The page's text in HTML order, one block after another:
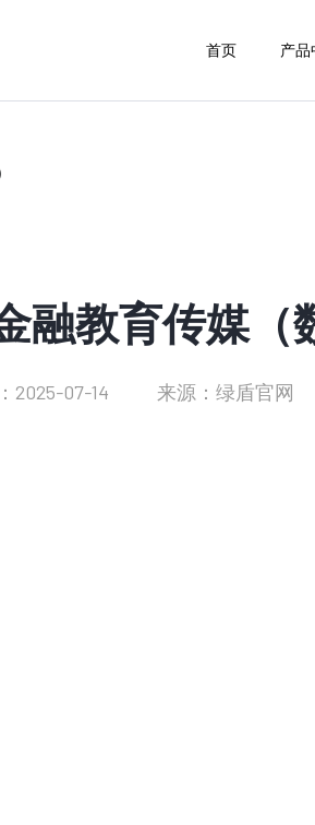
首页 产品
融教育传媒（
2025-07-14 来源：绿盾官网